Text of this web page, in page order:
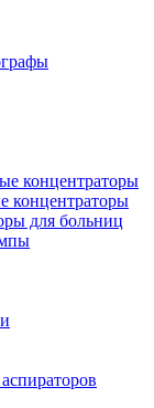
концентраторы
концентраторы
для больниц